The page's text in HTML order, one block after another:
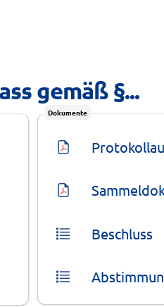
gemäß §...
Dokumente
Beschluss